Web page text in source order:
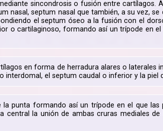
sincondrosis o fusión entre cartílagos.
nasal, septum nasal que también, a su vez,
el septum óseo a la fusión con el
o cartilaginoso, formando así un trípode en el
en forma de herradura alares o laterales
el septum caudal o inferior y la piel
punta formando así un trípode en el que las
la unión de ambas cruras mediales